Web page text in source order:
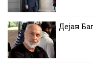
Дејан